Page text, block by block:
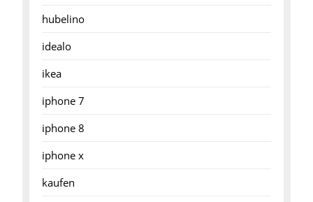
hubelino
idealo
ikea
iphone 7
iphone 8
iphone x
kaufen